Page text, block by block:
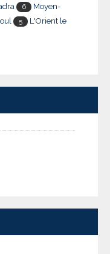
6
Moyen-
5
L'Orient le